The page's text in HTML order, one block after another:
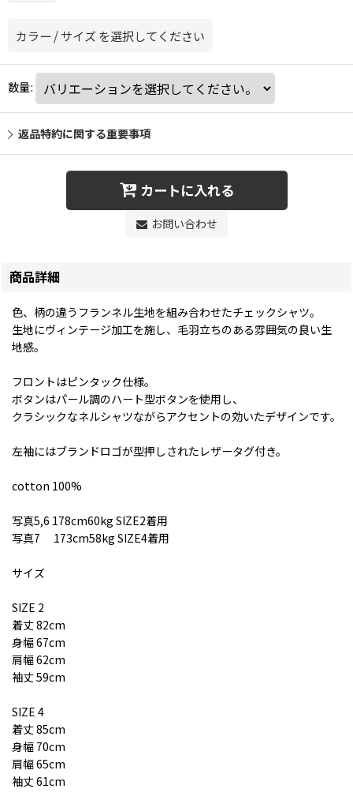
カラー /サイズを選択してください
数量:
返品特約に関する重要事項
カートに入れる
お問い合わせ
商品詳細
色、柄の違うフランネル生地を組み合わせたチェックシャツ。
生地にヴィンテージ加工を施し、毛羽立ちのある雰囲気の良い生
地感。
フロントはピンタック仕様。
ボタンはパール調のハート型ボタンを使用し、
クラシックなネルシャツながらアクセントの効いたデザインです。
左袖にはブランドロゴが型押しされたレザータグ付き。
cotton 100%
写真5,6 178cm60kg SIZE2着用
写真7 173cm58kg SIZE4着用
サイズ
SIZE 2
着丈 82cm
身幅 67cm
肩幅 62cm
袖丈 59cm
SIZE 4
着丈 85cm
身幅 70cm
肩幅 65cm
袖丈 61cm